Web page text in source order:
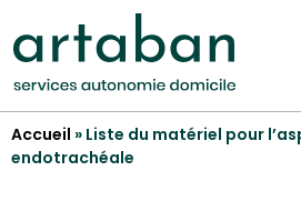
Accueil » Liste du matériel pour
endotrachéale